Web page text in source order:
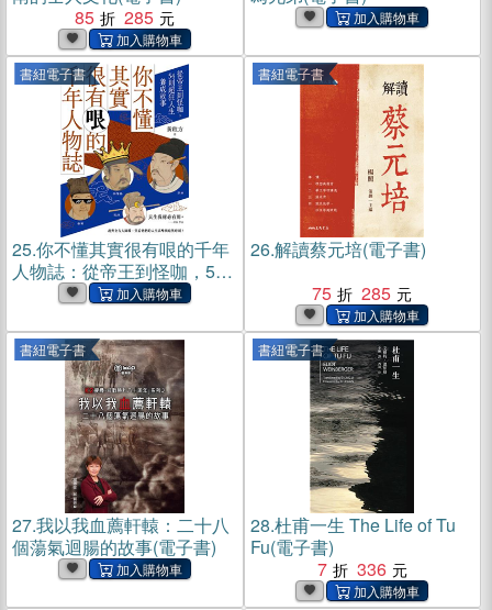
85
285
書紐電子書
25.你不懂其實很有哏的千年
人物誌：從帝王到怪咖，54
則超狂人生養成故事(電子書)
書紐電子書
26.解讀蔡元培(電子書)
75
285
書紐電子書
27.我以我血薦軒轅：二十八
個蕩氣迴腸的故事(電子書)
書紐電子書
28.杜甫一生 The Life of Tu
Fu(電子書)
7
336